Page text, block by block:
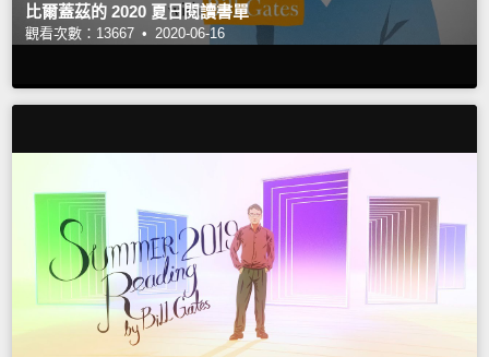
比爾蓋茲的 2020 夏日閱讀書單
觀看次數：13667 • 2020-06-16